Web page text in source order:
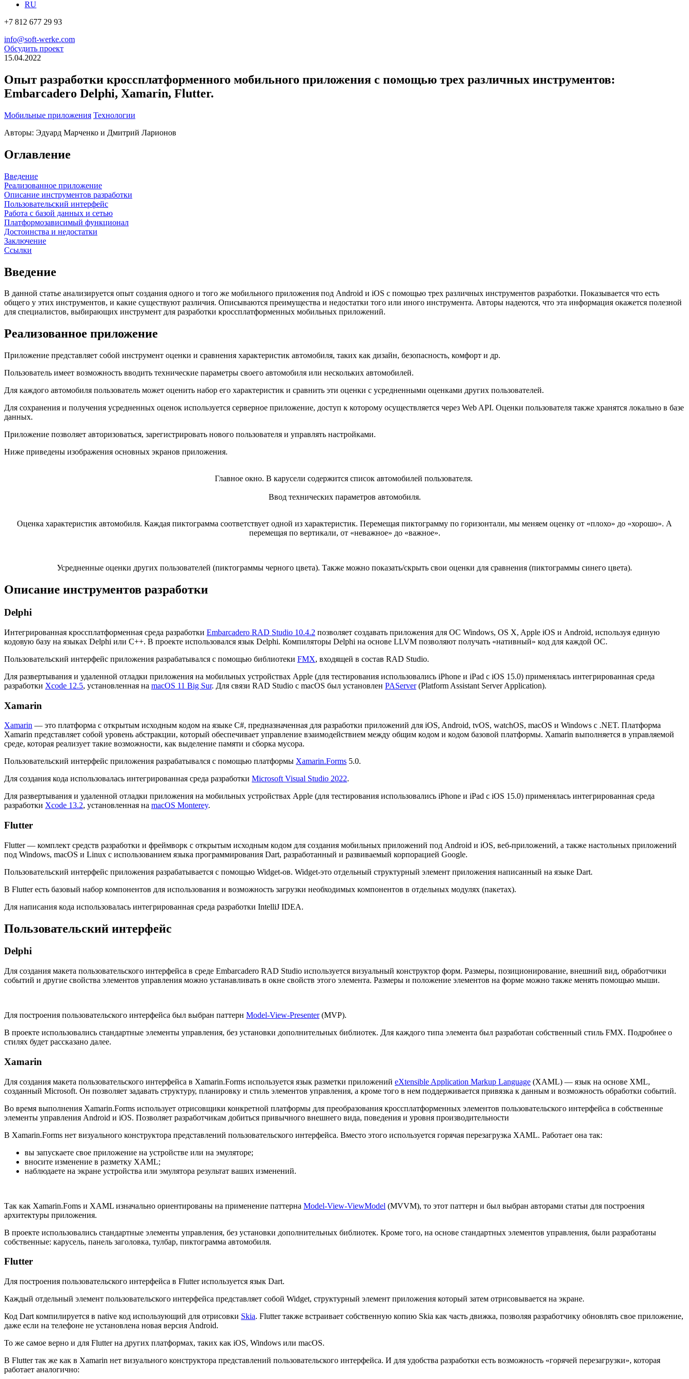
RU
+7 812 677 29 93
info@soft-werke.com
Обсудить проект
15.04.2022
Опыт разработки кроссплатформенного мобильного приложения с помощью трех различных инструментов:
Embarcadero Delphi, Xamarin, Flutter.
Мобильные приложения Технологии
Авторы: Эдуард Марченко и Дмитрий Ларионов
Оглавление
Введение
Реализованное приложение
Описание инструментов разработки
Пользовательский интерфейс
Работа с базой данных и сетью
Платформозависимый функционал
Достоинства и недостатки
Заключение
Ссылки
Введение
В данной статье анализируется опыт создания одного и того же мобильного приложения под Android и iOS с помощью трех различных инструментов разработки. Показывается что есть
общего у этих инструментов, и какие существуют различия. Описываются преимущества и недостатки того или иного инструмента. Авторы надеются, что эта информация окажется полезной
для специалистов, выбирающих инструмент для разработки кроссплатформенных мобильных приложений.
Реализованное приложение
Приложение представляет собой инструмент оценки и сравнения характеристик автомобиля, таких как дизайн, безопасность, комфорт и др.
Пользователь имеет возможность вводить технические параметры своего автомобиля или нескольких автомобилей.
Для каждого автомобиля пользователь может оценить набор его характеристик и сравнить эти оценки с усредненными оценками других пользователей.
Для сохранения и получения усредненных оценок используется серверное приложение, доступ к которому осуществляется через Web API. Оценки пользователя также хранятся локально в базе
данных.
Приложение позволяет авторизоваться, зарегистрировать нового пользователя и управлять настройками.
Ниже приведены изображения основных экранов приложения.
Главное окно. В карусели содержится список автомобилей пользователя.
Ввод технических параметров автомобиля.
Оценка характеристик автомобиля. Каждая пиктограмма соответствует одной из характеристик. Перемещая пиктограмму по горизонтали, мы меняем оценку от «плохо» до «хорошо». А
перемещая по вертикали, от «неважное» до «важное».
Усредненные оценки других пользователей (пиктограммы черного цвета). Также можно показать/скрыть свои оценки для сравнения (пиктограммы синего цвета).
Описание инструментов разработки
Delphi
Интегрированная кроссплатформенная среда разработки Embarcadero RAD Studio 10.4.2 позволяет создавать приложения для ОС Windows, OS X, Apple iOS и Android, используя единую
кодовую базу на языках Delphi или C++. В проекте использовался язык Delphi. Компиляторы Delphi на основе LLVM позволяют получать «нативный» код для каждой ОС.
Пользовательский интерфейс приложения разрабатывался с помощью библиотеки FMX, входящей в состав RAD Studio.
Для развертывания и удаленной отладки приложения на мобильных устройствах Apple (для тестирования использовались iPhone и iPad с iOS 15.0) применялась интегрированная среда
разработки Xcode 12.5, установленная на macOS 11 Big Sur. Для связи RAD Studio c macOS был установлен PAServer(Platform Assistant Server Application).
Xamarin
Xamarin — это платформа с открытым исходным кодом на языке C#, предназначенная для разработки приложений для iOS, Android, tvOS, watchOS, macOS и Windows с .NET. Платформа
Xamarin представляет собой уровень абстракции, который обеспечивает управление взаимодействием между общим кодом и кодом базовой платформы. Xamarin выполняется в управляемой
среде, которая реализует такие возможности, как выделение памяти и сборка мусора.
Пользовательский интерфейс приложения разрабатывался с помощью платформы Xamarin.Forms 5.0.
Для создания кода использовалась интегрированная среда разработки Microsoft Visual Studio 2022.
Для развертывания и удаленной отладки приложения на мобильных устройствах Apple (для тестирования использовались iPhone и iPad с iOS 15.0) применялась интегрированная среда
разработки Xcode 13.2, установленная на macOS Monterey.
Flutter
Flutter — комплект средств разработки и фреймворк с открытым исходным кодом для создания мобильных приложений под Android и iOS, веб-приложений, а также настольных приложений
под Windows, macOS и Linux с использованием языка программирования Dart, разработанный и развиваемый корпорацией Google.
Пользовательский интерфейс приложения разрабатывается с помощью Widget-ов. Widget-это отдельный структурный элемент приложения написанный на языке Dart.
В Flutter есть базовый набор компонентов для использования и возможность загрузки необходимых компонентов в отдельных модулях (пакетах).
Для написания кода использовалась интегрированная среда разработки IntelliJ IDEA.
Пользовательский интерфейс
Delphi
Для создания макета пользовательского интерфейса в среде Embarcadero RAD Studio используется визуальный конструктор форм. Размеры, позиционирование, внешний вид, обработчики
событий и другие свойства элементов управления можно устанавливать в окне свойств этого элемента. Размеры и положение элементов на форме можно также менять помощью мыши.
Для построения пользовательского интерфейса был выбран паттерн Model-View-Presenter(MVP).
В проекте использовались стандартные элементы управления, без установки дополнительных библиотек. Для каждого типа элемента был разработан собственный стиль FMX. Подробнее о
стилях будет рассказано далее.
Xamarin
Для создания макета пользовательского интерфейса в Xamarin.Forms используется язык разметки приложений eXtensible Application Markup Language (XAML) — язык на основе XML,
созданный Microsoft. Он позволяет задавать структуру, планировку и стиль элементов управления, а кроме того в нем поддерживается привязка к данным и возможность обработки событий.
Во время выполнения Xamarin.Forms использует отрисовщики конкретной платформы для преобразования кроссплатформенных элементов пользовательского интерфейса в собственные
элементы управления Android и iOS. Позволяет разработчикам добиться привычного внешнего вида, поведения и уровня производительности
В Xamarin.Forms нет визуального конструктора представлений пользовательского интерфейса. Вместо этого используется горячая перезагрузка XAML. Работает она так:
вы запускаете свое приложение на устройстве или на эмуляторе;
вносите изменение в разметку XAML;
наблюдаете на экране устройства или эмулятора результат ваших изменений.
Так как Xamarin.Foms и XAML изначально ориентированы на применение паттерна Model-View-ViewModel (MVVM), то этот паттерн и был выбран авторами статьи для построения
архитектуры приложения.
В проекте использовались стандартные элементы управления, без установки дополнительных библиотек. Кроме того, на основе стандартных элементов управления, были разработаны
собственные: карусель, панель заголовка, тулбар, пиктограмма автомобиля.
Flutter
Для построения пользовательского интерфейса в Flutter используется язык Dart.
Каждый отдельный элемент пользовательского интерфейса представляет собой Widget, структурный элемент приложения который затем отрисовывается на экране.
Код Dart компилируется в native код использующий для отрисовки Skia. Flutter также встраивает собственную копию Skia как часть движка, позволяя разработчику обновлять свое приложение,
даже если на телефоне не установлена новая версия Android.
То же самое верно и для Flutter на других платформах, таких как iOS, Windows или macOS.
В Flutter так же как в Xamarin нет визуального конструктора представлений пользовательского интерфейса. И для удобства разработки есть возможность «горячей перезагрузки», которая
работает аналогично: